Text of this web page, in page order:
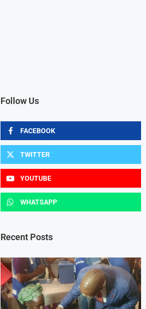
Follow Us
FACEBOOK
TWITTER
YOUTUBE
WHATSAPP
Recent Posts